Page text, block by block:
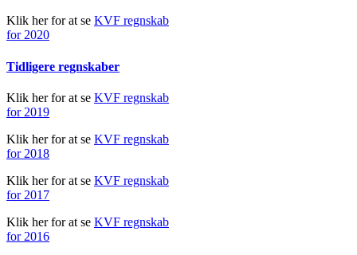
Klik her for at se KVF regnskab
for 2020
Tidligere regnskaber
Klik her for at se KVF regnskab
for 2019
Klik her for at se KVF regnskab
for 2018
Klik her for at se KVF regnskab
for 2017
Klik her for at se KVF regnskab
for 2016